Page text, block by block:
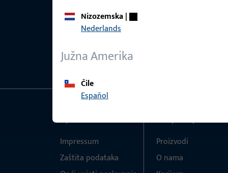
Nizozemska|
Nederlands
Južna Amerika
Čile
Español
Općenito
Impressum
Zaštita podataka
Brzi pristup
Proizvodi
O nama